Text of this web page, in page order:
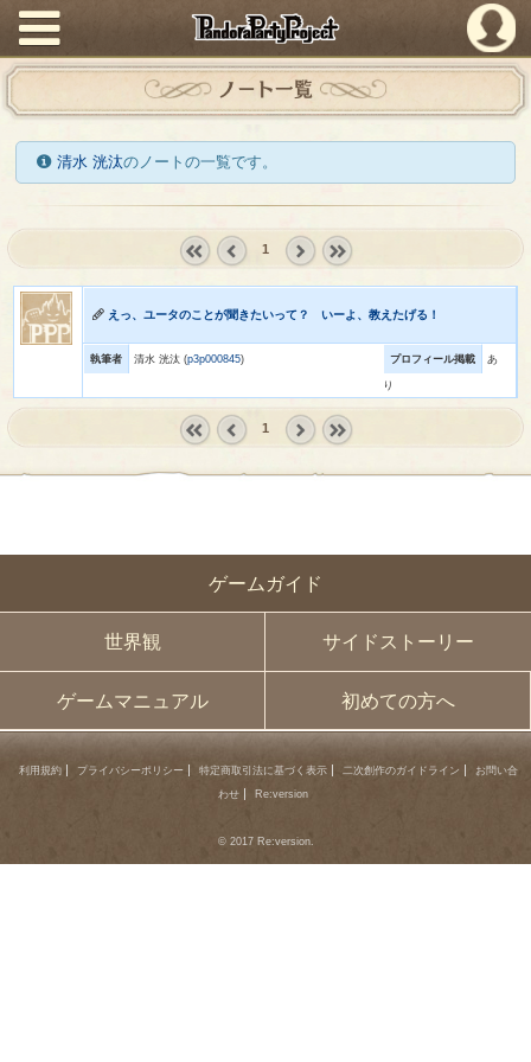
PandoraPartyProject
ゲームガイド
世界観 サイドストーリー
ゲームマニュアル 初めての方へ
ノート一覧
清水 洸汰のノートの一覧です。
1
えっ、ユータのことが聞きたいって？ いーよ、教えたげる！
執筆者 清水 洸汰 (p3p000845) プロフィール掲載 あ
り
1
利用規約 プライバシーポリシー 特定商取引法に基づく表示 二次創作のガイドライン
お問い合
わせ
Re:version
© 2017 Re:version.